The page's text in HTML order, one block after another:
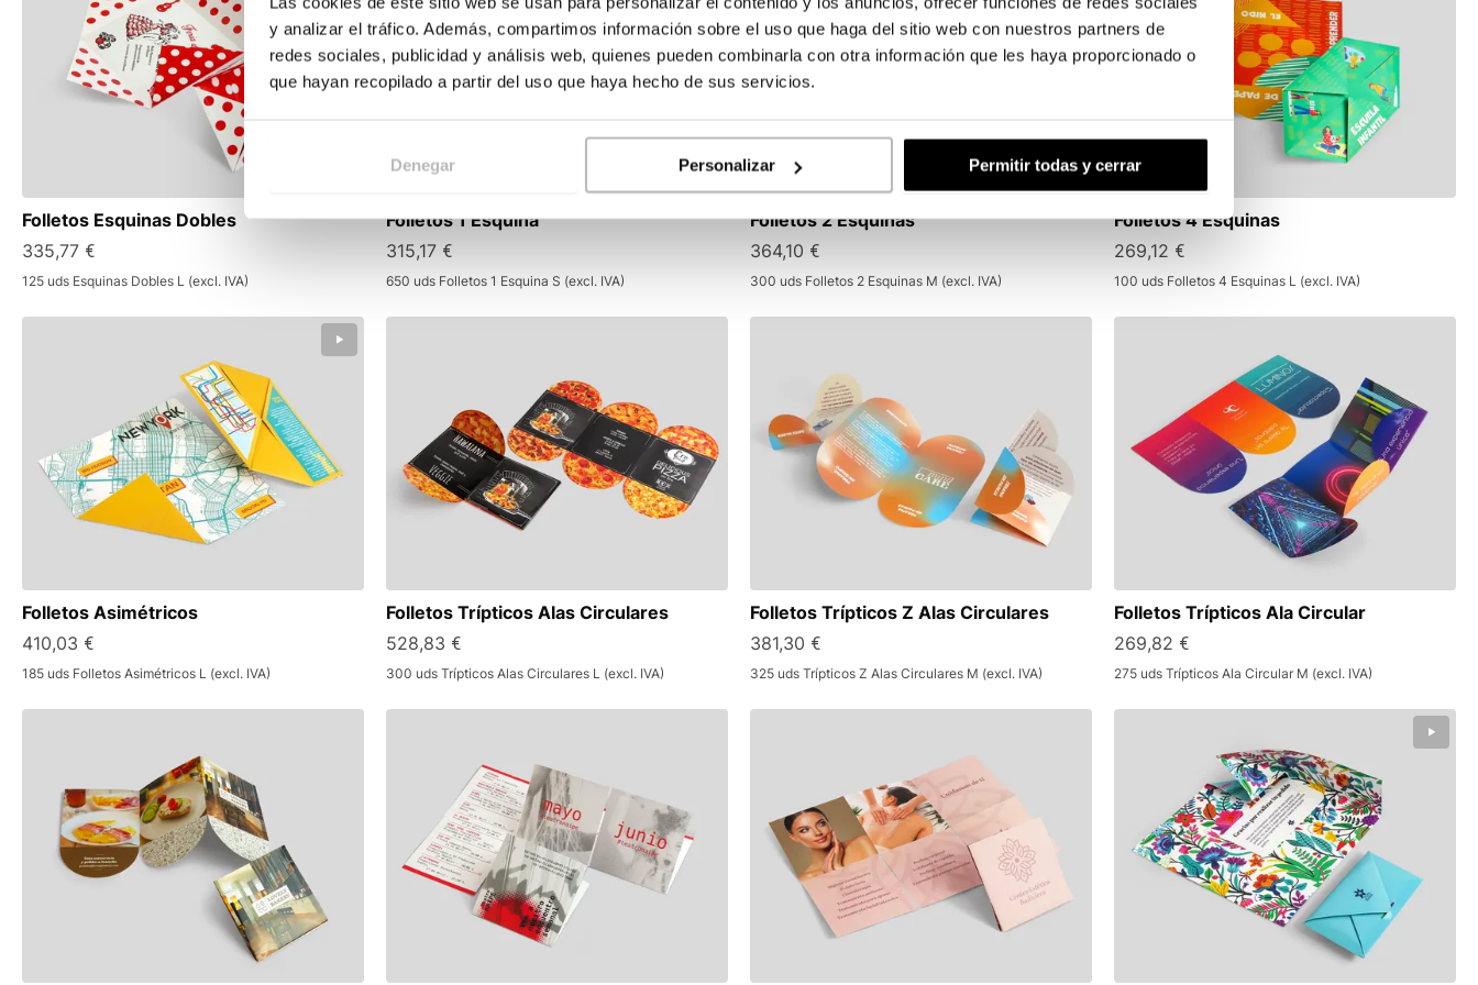
y analizar el tráfico. Además, compartimos información sobre el uso que haga del sitio web con nuestros partners de
redes sociales, publicidad y análisis web, quienes pueden combinarla con otra información que les haya proporcionado o
que hayan recopilado a partir del uso que haya hecho de sus servicios.
Denegar Personalizar Permitir todas y cerrar
Folletos Esquinas Dobles
335,77 €
125 uds Esquinas Dobles L (excl. IVA)
Folletos 1 Esquina
315,17 €
650 uds Folletos 1 Esquina S (excl. IVA)
Folletos 2 Esquinas
364,10 €
300 uds Folletos 2 Esquinas M (excl. IVA)
Folletos 4 Esquinas
269,12 €
100 uds Folletos 4 Esquinas L (excl. IVA)
Folletos Asimétricos
410,03 €
185 uds Folletos Asimétricos L (excl. IVA)
Folletos Trípticos Alas Circulares
528,83 €
300 uds Trípticos Alas Circulares L (excl. IVA)
Folletos Trípticos Z Alas Circulares
381,30 €
325 uds Trípticos Z Alas Circulares M (excl. IVA)
Folletos Trípticos Ala Circular
269,82 €
275 uds Trípticos Ala Circular M (excl. IVA)